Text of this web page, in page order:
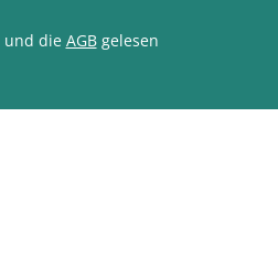
und die AGBgelesen